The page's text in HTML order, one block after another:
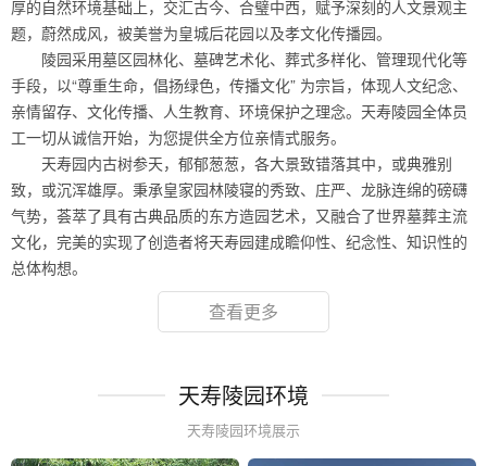
厚的自然环境基础上，交汇古今、合璧中西，赋予深刻的人文景观主
题，蔚然成风，被美誉为皇城后花园以及孝文化传播园。
陵园采用墓区园林化、墓碑艺术化、葬式多样化、管理现代化等
手段，以“尊重生命，倡扬绿色，传播文化” 为宗旨，体现人文纪念、
亲情留存、文化传播、人生教育、环境保护之理念。天寿陵园全体员
工一切从诚信开始，为您提供全方位亲情式服务。
天寿园内古树参天，郁郁葱葱，各大景致错落其中，或典雅别
致，或沉浑雄厚。秉承皇家园林陵寝的秀致、庄严、龙脉连绵的磅礴
气势，荟萃了具有古典品质的东方造园艺术，又融合了世界墓葬主流
文化，完美的实现了创造者将天寿园建成瞻仰性、纪念性、知识性的
总体构想。
查看更多
天寿陵园环境
天寿陵园环境展示